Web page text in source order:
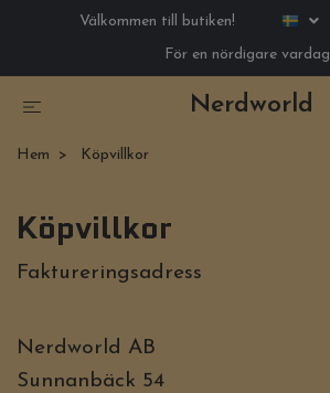
Välkommen till butiken!
För en nördigare vardag
Nerdworld
Hem Köpvillkor
Köpvillkor
Faktureringsadress
Nerdworld AB
Sunnanbäck 54